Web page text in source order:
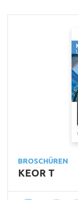
BROSCHÜREN
KEOR T